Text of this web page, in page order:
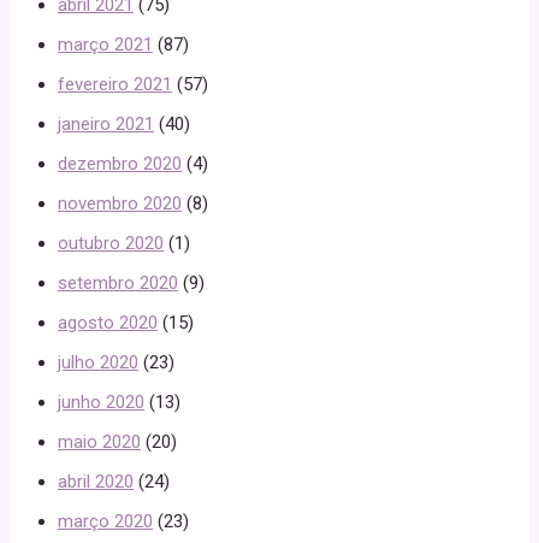
março 2021 (87)
fevereiro 2021 (57)
janeiro 2021 (40)
dezembro 2020 (4)
novembro 2020 (8)
outubro 2020 (1)
setembro 2020 (9)
agosto 2020 (15)
julho 2020 (23)
junho 2020 (13)
maio 2020 (20)
abril 2020 (24)
março 2020 (23)